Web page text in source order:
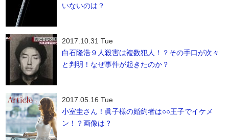
いないのは？
2017.10.31 Tue
白石隆浩９人殺害は複数犯人！？その手口が次々
と判明！なぜ事件が起きたのか？
2017.05.16 Tue
小室圭さん！眞子様の婚約者は○○王子でイケメ
ン！？画像は？